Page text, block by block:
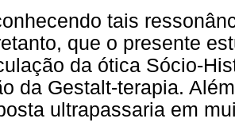
tais
que o presente
da ótica Sócio-
da Gestalt-terapia.
ultrapassaria em